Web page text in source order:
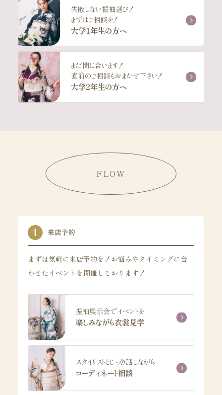
失敗しない振袖選び！
まずはご相談を！
大学1年生の方へ
まだ間に合います！
直前のご相談もおまかせ下さい！
大学2年生の方へ
FLOW
来店予約
まずは気軽に来店予約を！お悩みやタイミングに合
わせたイベントを開催しております！
振袖展示会でイベントを
楽しみながら衣裳見学
スタイリストとじっくり話しながら
コーディネート相談